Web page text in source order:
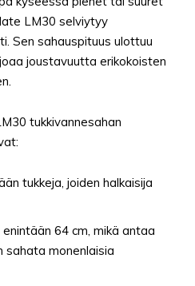
LM30 selviytyy
Sen sahauspituus ulottuu
joustavuutta erikokoisten
tukkivannesahan
tukkeja, joiden halkaisija
64 cm, mikä antaa
sahata monenlaisia